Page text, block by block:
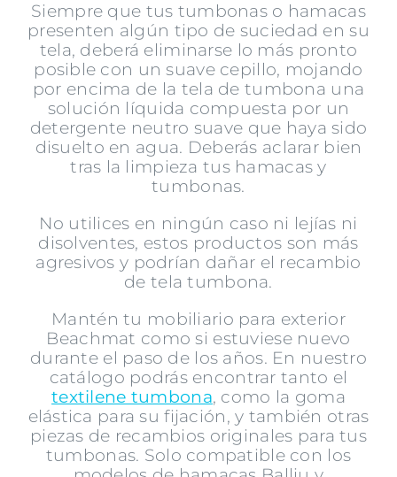
Siempre que tus tumbonas o hamacas
presenten algún tipo de suciedad en su
tela, deberá eliminarse lo más pronto
posible con un suave cepillo, mojando
por encima de la tela de tumbona una
solución líquida compuesta por un
detergente neutro suave que haya sido
disuelto en agua. Deberás aclarar bien
tras la limpieza tus hamacas y
tumbonas.
No utilices en ningún caso ni lejías ni
disolventes, estos productos son más
agresivos y podrían dañar el recambio
de tela tumbona.
Mantén tu mobiliario para exterior
Beachmat como si estuviese nuevo
durante el paso de los años. En nuestro
catálogo podrás encontrar tanto el
textilene tumbona, como la goma
elástica para su fijación, y también otras
piezas de recambios originales para tus
tumbonas. Solo compatible con los